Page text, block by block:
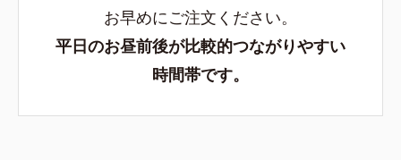
お早めにご注文ください。
平日のお昼前後が比較的つながりやすい
時間帯です。